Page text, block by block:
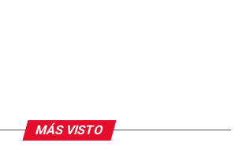
MÁS VISTO